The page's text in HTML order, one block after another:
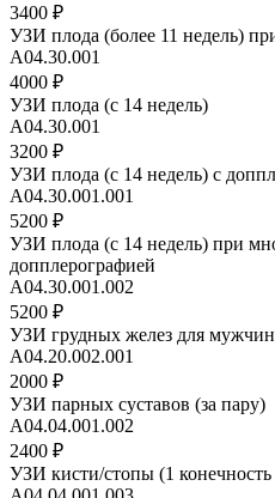
3400 ₽
УЗИ плода (более 11 недель)
А04.30.001
4000 ₽
УЗИ плода (с 14 недель)
А04.30.001
3200 ₽
УЗИ плода (с 14 недель) с
А04.30.001.001
5200 ₽
УЗИ плода (с 14 недель) при
допплерографией
А04.30.001.002
5200 ₽
УЗИ грудных желез для мужчин
А04.20.002.001
2000 ₽
УЗИ парных суставов (за пару)
A04.04.001.002
2400 ₽
УЗИ кисти/стопы (1